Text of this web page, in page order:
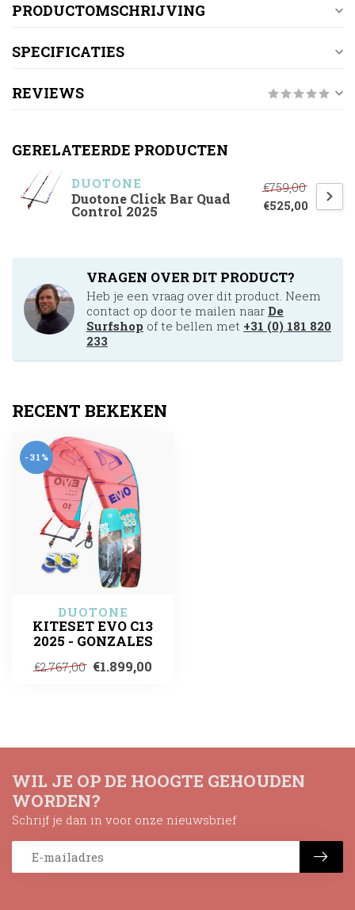
PRODUCTOMSCHRIJVING
SPECIFICATIES
REVIEWS
GERELATEERDE PRODUCTEN
DUOTONE
Duotone Click Bar Quad
Control 2025
€759,00
€525,00
VRAGEN OVER DIT PRODUCT?
Heb je een vraag over dit product. Neem
contact op door te mailen naar De
Surfshop of te bellen met +31 (0) 181 820
233
RECENT BEKEKEN
-31%
DUOTONE
KITESET EVO C13
2025 - GONZALES
€2.767,00 €1.899,00
WIL JE OP DE HOOGTE GEHOUDEN
WORDEN?
Schrijf je dan in voor onze nieuwsbrief